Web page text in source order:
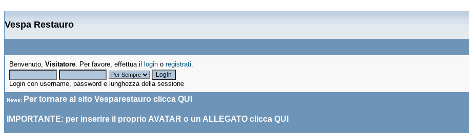
Vespa Restauro
Benvenuto, Visitatore. Per favore, effettua il login o registrati.
Login con username, password e lunghezza della sessione
News: Per tornare al sito Vesparestauro clicca QUI
IMPORTANTE: per inserire il proprio AVATAR o un ALLEGATO clicca QUI